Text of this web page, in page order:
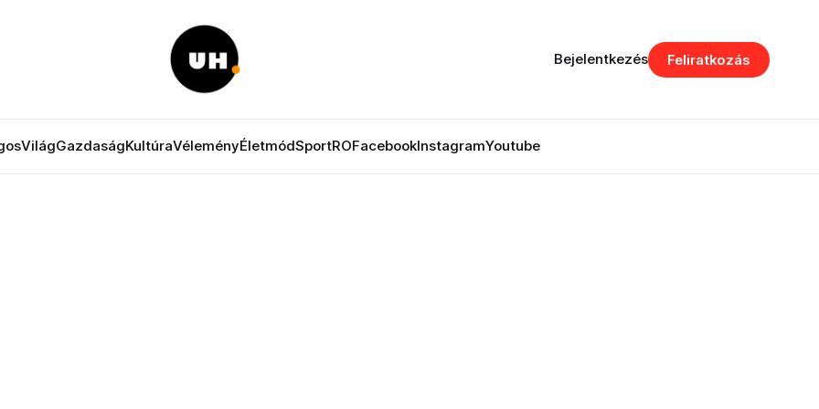
VilágGazdaságKultúraVéleményÉletmódSportROFacebookInstagramYoutube
Bejelentkezés Feliratkozás